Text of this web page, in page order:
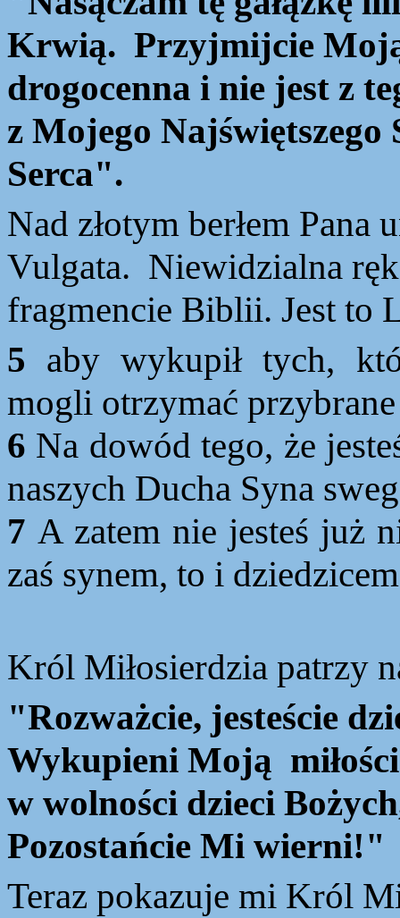
Krwią. Przyjmijcie Moją
drogocenna i nie jest z
z Mojego
Serca".
Nad złotym berłem Pana
Vulgata. Niewidzialna
fragmencie Biblii. Jest to
5 aby wykupił tych,
mogli otrzymać
6 Na dowód tego, że
naszych Ducha Syna
7 A zatem nie jesteś już
zaś synem, to i
Król Miłosierdzia patrzy
"Rozważcie, jesteście
Wykupieni Moją
w wolności dzieci
Pozostańcie Mi wierni!"
Teraz pokazuje mi Król